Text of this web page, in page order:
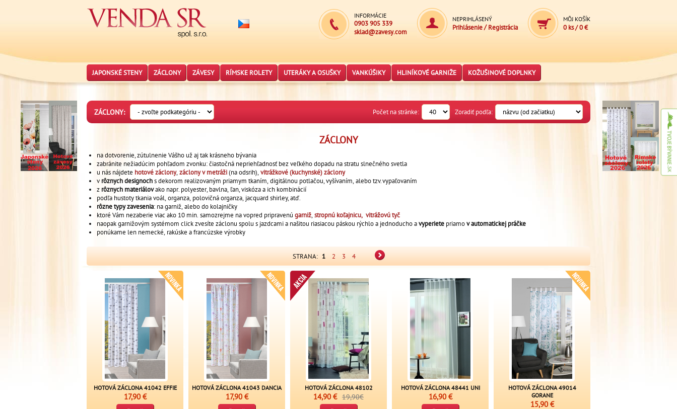
INFORMÁCIE
0903 905 339
sklad@zavesy.com
NEPRIHLÁSENÝ
Prihlásenie/Registrácia
MÔJ KOŠÍK
0 ks/0 €
JAPONSKÉ STENY ZÁCLONY ZÁVESY RÍMSKE ROLETY UTERÁKY A OSUŠKY VANKÚŠIKY HLINÍKOVÉ GARNIŽE KOŽUŠINOVÉ DOPLNKY
ZÁCLONY: Počet na stránke: Zoradiť podľa:
ZÁCLONY
na dotvorenie, zútulnenie Vášho už aj tak krásneho bývania
zabránite nežiadúcim pohľadom zvonku: čiastočná nepriehľadnosť bez veľkého dopadu na stratu slnečného svetla
u nás nájdete hotové záclony,záclony v metráži(na odsrih),vitrážkové (kuchynské) záclony
v rôznych designochs dekorom realizovaným priamym tkaním, digitálnou potlačou, vyšívaním, alebo tzv. vypaľovaním
z rôznych materiálovako napr. polyester, bavlna, ľan, viskóza a ich kombinácií
podľa hustoty tkania voál, organza, polovičná organza, jacquard shirley, atď.
rôzne typy zavesenia: na garniž, alebo do kolajničky
ktoré Vám nezaberie viac ako 10 min. samozrejme na vopred pripravenú garniž,stropnú koľajnicu, vitrážovú tyč
naopak garnižovým systémom click zvesíte záclonu spolu s jazdcami a našitou riasiacou páskou rýchlo a jednoducho avyperiete priamov automatickej práčke
ponúkame len nemecké, rakúske a francúzske výrobky
STRANA: 1 2 3 4
HOTOVÁ ZÁCLONA 41042 EFFIE
17,90 €
HOTOVÁ ZÁCLONA 41043 DANCIA
17,90 €
HOTOVÁ ZÁCLONA 48102
14,90 € 19,90€
HOTOVÁ ZÁCLONA 48441 UNI
16,90 €
HOTOVÁ ZÁCLONA 49014
GORANE
15,90 €